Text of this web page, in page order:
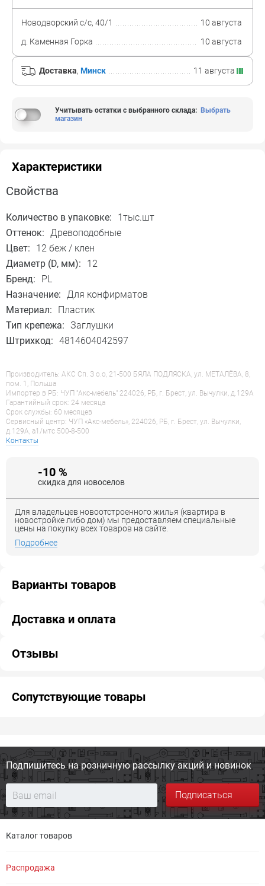
Новодворский с/с, 40/1
10 августа
д. Каменная Горка
10 августа
Доставка, Минск 11 августа
Учитывать остатки с выбранного склада: Выбрать
магазин
Характеристики
Свойства
Количество в упаковке:
1тыс.шт
Оттенок: Древоподобные
Цвет:
12 беж / клен
Диаметр (D, мм):
12
Бренд:
PL
Назначение: Для конфирматов
Материал:
Пластик
Тип крепежа: Заглушки
Штрихкод: 4814604042597
Производитель: АКС Сп. З о.о, 21-500 БЯЛА ПОДЛЯСКА, ул. МЕТАЛЁВА, 8,
пом. 1, Польша
Импортер в РБ: ЧУП "Акс-мебель" 224026, РБ, г. Брест, ул. Вычулки, д.129А
Гарантийный срок: 24 месяца
Срок службы: 60 месяцев
Сервисный центр: ЧУП «Акс-мебель», 224026, РБ, г. Брест, ул. Вычулки,
д.129А, a1/мтс 500-8-500
Контакты
-10 %
скидка для новоселов
Для владельцев новоотстроенного жилья (квартира в
новостройке либо дом) мы предоставляем специальные
цены на покупку всех товаров на сайте.
Подробнее
Варианты товаров
Доставка и оплата
Отзывы
Сопутствующие товары
Подпишитесь на розничную рассылку акций и новинок
Подписаться
Каталог товаров
Распродажа